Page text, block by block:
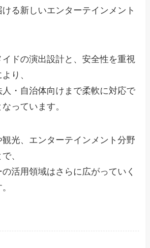
る新しいエンターテインメント
ドの演出設計と、安全性を重視
り、
・自治体向けまで柔軟に対応で
っています。
光、エンターテインメント分野
、
の活用領域はさらに広がっていく